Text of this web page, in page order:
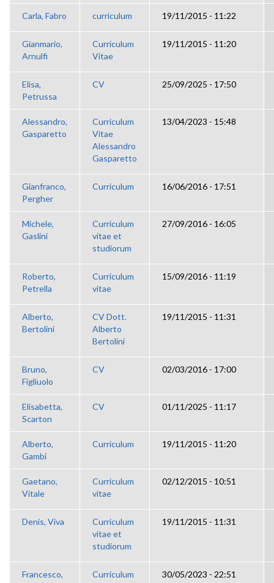
Carla, Fabro curriculum 19/11/2015 - 11:22
Gianmario,
Arnulfi
Curriculum
Vitae
19/11/2015 - 11:20
Elisa,
Petrussa
CV 25/09/2025 - 17:50
Alessandro,
Gasparetto
Curriculum
Vitae
Alessandro
Gasparetto
13/04/2023 - 15:48
Gianfranco,
Pergher
Curriculum 16/06/2016 - 17:51
Michele,
Gaslini
Curriculum
vitae et
studiorum
27/09/2016 - 16:05
Roberto,
Petrella
Curriculum
vitae
15/09/2016 - 11:19
Alberto,
Bertolini
CV Dott.
Alberto
Bertolini
19/11/2015 - 11:31
Bruno,
Figliuolo
CV 02/03/2016 - 17:00
Elisabetta,
Scarton
CV 01/11/2025 - 11:17
Alberto,
Gambi
Curriculum 19/11/2015 - 11:20
Gaetano,
Vitale
Curriculum
vitae
02/12/2015 - 10:51
Denis, Viva
Curriculum
vitae et
studiorum
19/11/2015 - 11:31
Francesco,
Curriculum
30/05/2023 - 22:51